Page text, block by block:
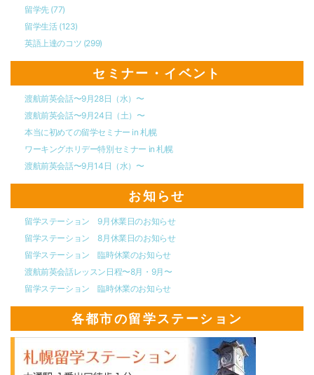
留学先 (77)
留学生活 (123)
英語上達のコツ (299)
セミナー・イベント
渡航前英会話〜9月28日（水）〜
渡航前英会話〜9月24日（土）〜
本当に初めての留学セミナー in 札幌
ワーキングホリデー特別セミナー in 札幌
渡航前英会話〜9月14日（水）〜
お知らせ
留学ステーション 9月休業日のお知らせ
留学ステーション 8月休業日のお知らせ
留学ステーション 臨時休業のお知らせ
渡航前英会話レッスン日程〜8月・9月〜
留学ステーション 臨時休業のお知らせ
各都市の留学ステーション